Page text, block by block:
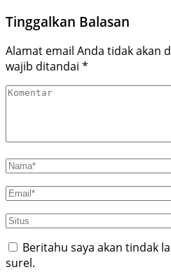
Tinggalkan Balasan
Alamat email Anda tidak akan
wajib ditandai *
Beritahu saya akan tindak
surel.